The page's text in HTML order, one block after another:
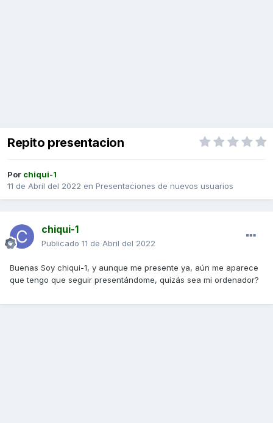
Repito presentacion
Por chiqui-1
11 de Abril del 2022 en Presentaciones de nuevos usuarios
chiqui-1
Publicado 11 de Abril del 2022
Buenas Soy chiqui-1, y aunque me presente ya, aún me aparece
que tengo que seguir presentándome, quizás sea mi ordenador?